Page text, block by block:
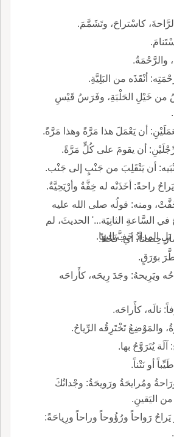
كاسْتراحَ، وتَشَمَّمَ.
والرَّحْمَةُ.
أنْقَذَه من البَلِيَّةِ.
من خَيْلِ الحَلْبَةِ، وفَرَسُ قَيْسِ
أن يَعْمَلَ هذا مَرَّةً وهذا مَرَّةً.
أن يقومَ على كُلٍّ مَرَّةً.
أن يَنْقَلِبَ من جَنْبٍ إلى جَنْب.
راحةً: أخَذَتْه له خِفَّةٌ وأرْيَحِيَّةٌ.
ومنه: قولُه صلى الله عليه
السَّاعةِ الثانِيَة...' الحديثَ، لم
حِصاناً، أي: فَحْلاً.
بوَرَقٍ.
ويَرِيحهُ: وجَدَ رِيحَه، كأَراحَه
نالَه، كأَراحَه.
والمَوْضِعُ تَخْتَرِقُه الرِّياحُ.
يُتَرَوَّحُ بها.
أو نَتْناً.
ورَاحةُ ومُرايحَةُ ورَويحَةُ: وجْدانُكَ
اليَقينِ.
ـ راحَ لذلك الأَمْرِ يَراحُ رَواحاً ورُؤُوحاً وراحاً ورِياحَةً: